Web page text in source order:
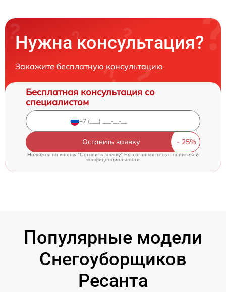
Нужна консультация?
Закажите бесплатную консультацию
Бесплатная консультация со
специалистом
Оставить заявку
Нажимая на кнопку "Оставить заявку" Вы соглашаетесь cполитикой
конфиденциальности
Популярные модели
Снегоуборщиков
Ресанта